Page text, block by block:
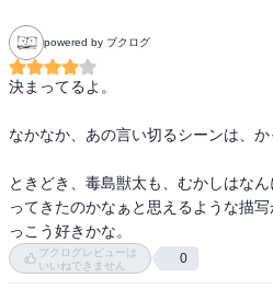
powered by ブクログ
決まってるよ。
なかなか、あの言い切るシーンは、か
ときどき、毒島獣太も、むかしはな
ってきたのかなぁと思えるような描
っこう好きかな。
ブクログレビューは
いいねできません
0